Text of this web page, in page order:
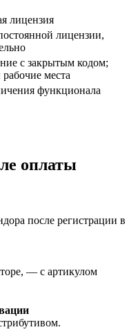
лицензия
лицензии,
с закрытым кодом;
рабочие места
функционала
оплаты
после регистрации в
— с артикулом